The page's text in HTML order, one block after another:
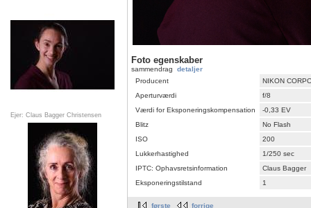
Ejer: Claus Bagger Christensen
Foto egenskaber
sammendrag detaljer
Producent
NIKON
Aperturværdi
f/8
Værdi for Eksponeringskompensation
-0,33 EV
Blitz
No Flash
ISO
200
Lukkerhastighed
1/250 sec
IPTC: Ophavsretsinformation
Claus Bagger
Eksponeringstilstand
1
første forrige